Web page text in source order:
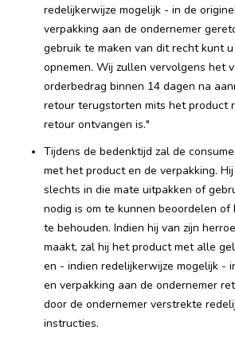
redelijkerwijze mogelijk - in de
verpakking aan de ondernemer
gebruik te maken van dit recht kunt
opnemen. Wij zullen vervolgens het
orderbedrag binnen 14 dagen na
retour terugstorten mits het product
retour ontvangen is."
Tijdens de bedenktijd zal de
met het product en de verpakking.
slechts in die mate uitpakken of
nodig is om te kunnen beoordelen
te behouden. Indien hij van zijn
maakt, zal hij het product met alle
en - indien redelijkerwijze mogelijk -
en verpakking aan de ondernemer
door de ondernemer verstrekte
instructies.